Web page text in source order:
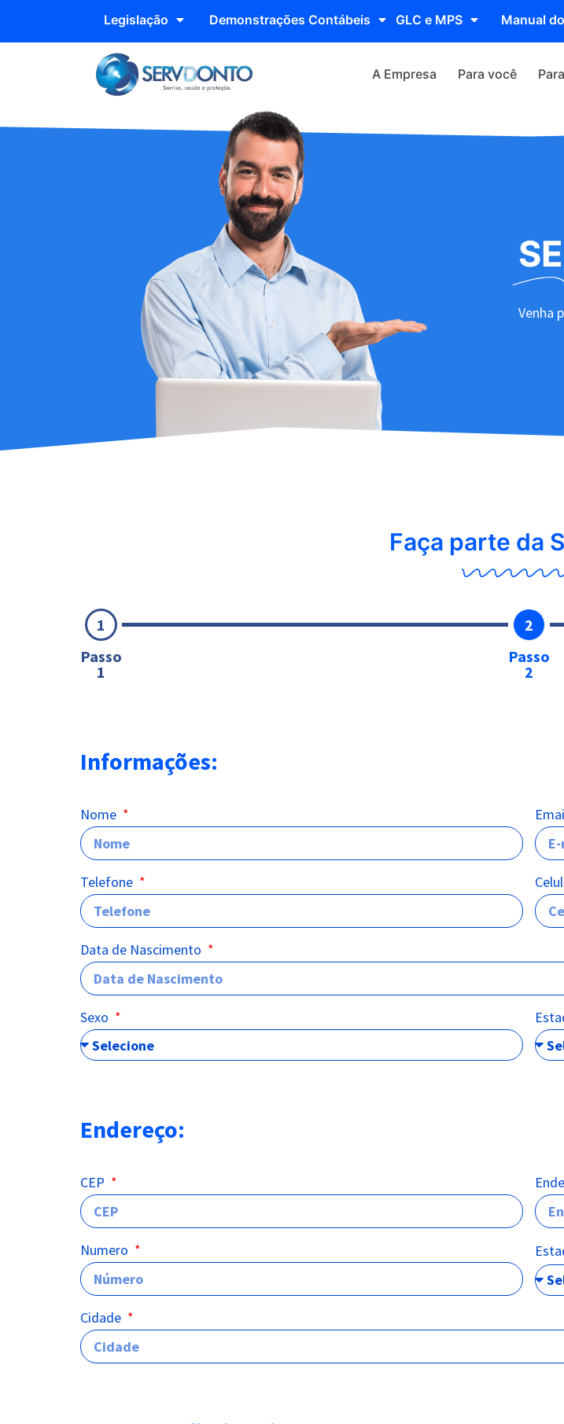
Legislação Demonstrações Contábeis GLC e MPS Manual
A Empresa Para você
Venha
Faça parte da
1
Passo
1
2
Passo
2
Informações:
Nome
Telefone
Data de Nascimento
Sexo
Endereço:
CEP
Numero
Cidade